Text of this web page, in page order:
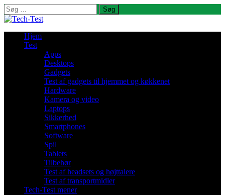
Søg
efter:
Hjem
Test
Apps
Desktops
Gadgets
Test af gadgets til hjemmet og køkkenet
Hardware
Kamera og video
Laptops
Sikkerhed
Smartphones
Software
Spil
Tablets
Tilbehør
Test af headsets og højttalere
Test af transportmidler
Tech-Test mener